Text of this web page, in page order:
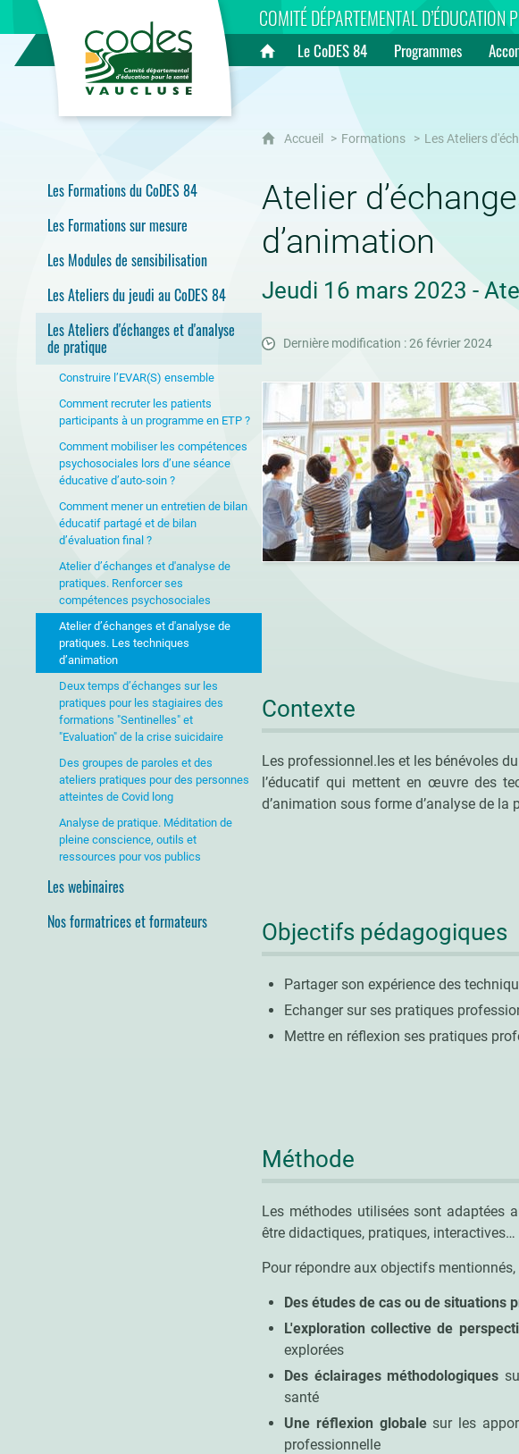
COMITÉ DÉPARTEMENTAL D’ÉDUCATION
Accueil
Le CoDES 84 Programmes
Les Formations du CoDES 84
Les Formations sur mesure
Les Modules de sensibilisation
Les Ateliers du jeudi au CoDES 84
Les Ateliers d'échanges et d'analyse
de pratique
Construire l’EVAR(S) ensemble
Comment recruter les patients
participants à un programme en ETP ?
Comment mobiliser les compétences
psychosociales lors d’une séance
éducative d’auto-soin ?
Comment mener un entretien de bilan
éducatif partagé et de bilan
d’évaluation final ?
Atelier d’échanges et d'analyse de
pratiques. Renforcer ses
compétences psychosociales
Atelier d’échanges et d'analyse de
pratiques. Les techniques
d’animation
Deux temps d’échanges sur les
pratiques pour les stagiaires des
formations "Sentinelles" et
"Evaluation" de la crise suicidaire
Des groupes de paroles et des
ateliers pratiques pour des personnes
atteintes de Covid long
Analyse de pratique. Méditation de
pleine conscience, outils et
ressources pour vos publics
Les webinaires
Nos formatrices et formateurs
Accueil Formations Les Ateliers
Atelier
d’animation
Jeudi 16 mars 2023 -
Dernière modification : 26 février 2024
Contexte
Les professionnel.les et les bénévoles
l’éducatif qui mettent en œuvre des
d’animation sous forme d’analyse de la
Objectifs pédagogiques
Partager son expérience des
Echanger sur ses pratiques
Mettre en réflexion ses pratiques
Méthode
Les méthodes utilisées sont adaptées
être didactiques, pratiques, interactives…
Pour répondre aux objectifs
Des études de cas ou de situations
L'exploration collective de
explorées
Des éclairages méthodologiques
santé
Une réflexion globalesur les
professionnelle